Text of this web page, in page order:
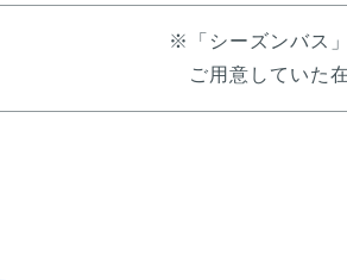
※「シーズンバス
ご用意していた